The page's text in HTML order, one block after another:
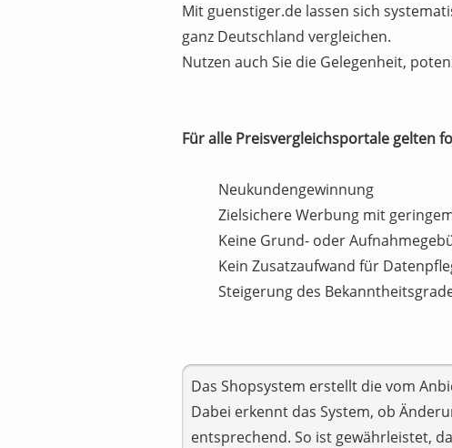
Mit guenstiger.de lassen sich
ganz Deutschland vergleichen.
Nutzen auch Sie die Gelegenheit,
Für alle Preisvergleichsportale gelten
Neukundengewinnung
Zielsichere Werbung mit
Keine Grund- oder
Kein Zusatzaufwand für
Steigerung des
Das Shopsystem erstellt die vom
Dabei erkennt das System, ob
entsprechend. So ist gewährleistet,